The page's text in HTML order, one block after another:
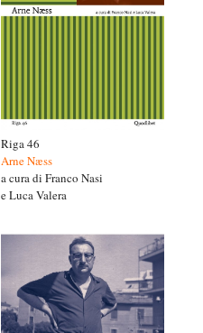
Riga 46
Arne Næss
a cura di Franco Nasi
e Luca Valera